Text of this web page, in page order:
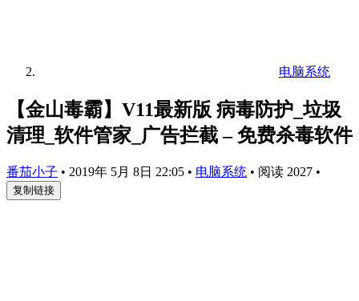
电脑系统
【金山毒霸】V11最新版 病毒防护_垃圾
清理_软件管家_广告拦截 – 免费杀毒软件
番茄小子 • 2019年 5月 8日 22:05 • 电脑系统 • 阅读 2027 •
复制链接